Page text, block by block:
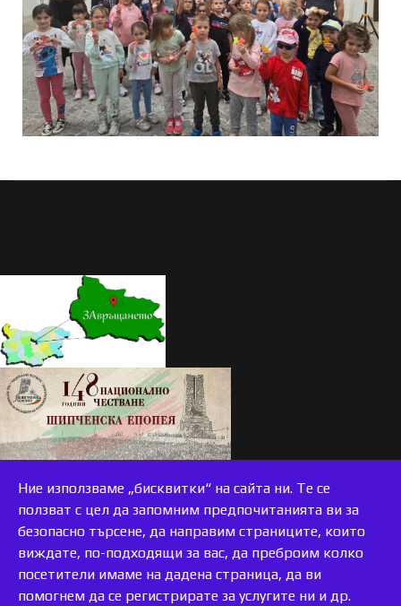
Ние използваме „бисквитки“ на сайта ни. Те се
ползват с цел да запомним предпочитанията ви за
безопасно търсене, да направим страниците, които
виждате, по-подходящи за вас, да преброим колко
посетители имаме на дадена страница, да ви
помогнем да се регистрирате за услугите ни и др.
accessible